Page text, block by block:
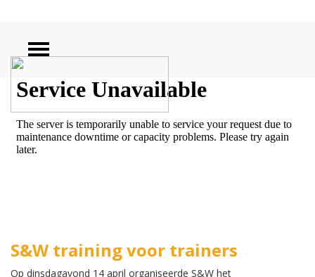
ZOEKEN
S&W training voor trainers
Op dinsdagavond 14 april organiseerde S&W het